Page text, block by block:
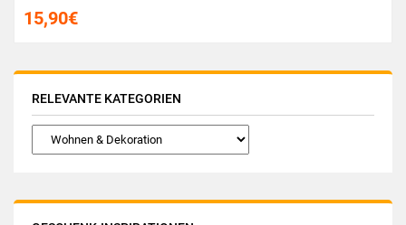
RELEVANTE KATEGORIEN
15,90€